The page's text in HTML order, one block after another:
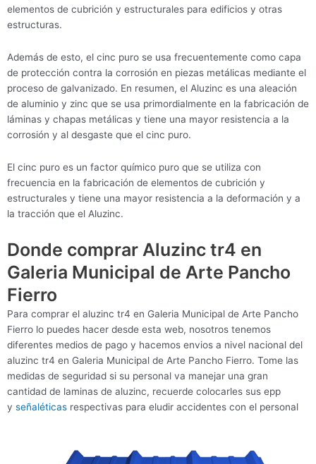
elementos de cubrición y estructurales para edificios y otras
estructuras.
Además de esto, el cinc puro se usa frecuentemente como capa
de protección contra la corrosión en piezas metálicas mediante el
proceso de galvanizado. En resumen, el Aluzinc es una aleación
de aluminio y zinc que se usa primordialmente en la fabricación de
láminas y chapas metálicas y tiene una mayor resistencia a la
corrosión y al desgaste que el cinc puro.
El cinc puro es un factor químico puro que se utiliza con
frecuencia en la fabricación de elementos de cubrición y
estructurales y tiene una mayor resistencia a la deformación y a
la tracción que el Aluzinc.
Donde comprar Aluzinc tr4 en
Galeria Municipal de Arte Pancho
Fierro
Para comprar el aluzinc tr4 en Galeria Municipal de Arte Pancho
Fierro lo puedes hacer desde esta web, nosotros tenemos
diferentes medios de pago y hacemos envios a nivel nacional del
aluzinc tr4 en Galeria Municipal de Arte Pancho Fierro. Tome las
medidas de seguridad si su personal va manejar una gran
cantidad de laminas de aluzinc, recuerde colocarles sus epp
y señaléticas respectivas para eludir accidentes con el personal